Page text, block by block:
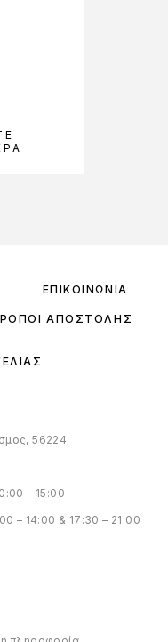
ΕΠΙΚΟΙΝΩΝΊΑ
ΑΠΟΣΤΟΛΉΣ
56224
– 15:00
– 14:00 & 17:30 – 21:00